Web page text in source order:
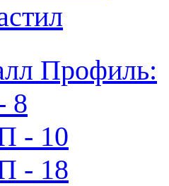
Профиль:
8
- 10
- 18